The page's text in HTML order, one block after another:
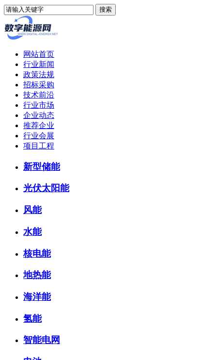
网站首页
行业新闻
政策法规
招标采购
技术前沿
行业市场
企业动态
推荐企业
行业会展
项目工程
新型储能
光伏太阳能
风能
水能
核电能
地热能
海洋能
氢能
智能电网